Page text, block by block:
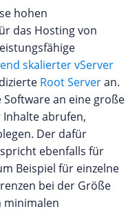
hohen
das Hosting von
skalierter vServer
Root Serveran.
an eine große
abrufen,
Der dafür
ebenfalls für
Beispiel für einzelne
bei der Größe
minimalen